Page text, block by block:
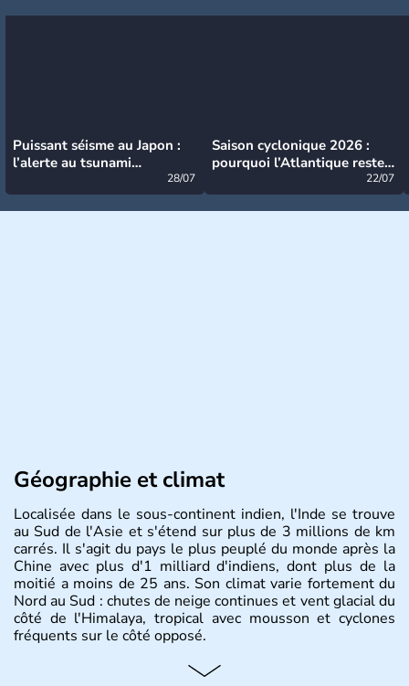
Puissant séisme au Japon :
l’alerte au tsunami
28/07
Saison cyclonique 2026 :
pourquoi l’Atlantique reste
22/07
Géographie et climat
Localisée dans le sous-continent indien, l'Inde se trouve
au Sud de l'Asie et s'étend sur plus de 3 millions de km
carrés. Il s'agit du pays le plus peuplé du monde après la
Chine avec plus d'1 milliard d'indiens, dont plus de la
moitié a moins de 25 ans. Son climat varie fortement du
Nord au Sud : chutes de neige continues et vent glacial du
côté de l'Himalaya, tropical avec mousson et cyclones
fréquents sur le côté opposé.
Histoire et administration